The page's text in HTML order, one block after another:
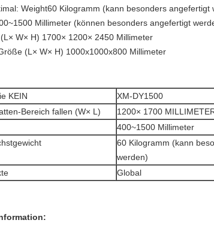
Weight60 Kilogramm (kann besonders angefertigt
Millimeter (können besonders angefertigt
W× H) 1700× 1200× 2450 Millimeter
(L× W× H) 1000x1000x800 Millimeter
KEIN
XM-DY1500
Bereich fallen (W× L)
1200× 1700
400~1500 Millimeter
60 Kilogramm (kann
werden)
Global